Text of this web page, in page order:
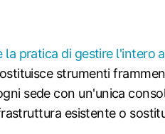
la pratica di gestire l'intero
strumenti
sede con un'unica
esistente o